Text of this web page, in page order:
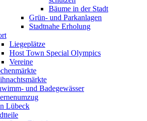
Bäume in der Stadt
Grün- und Parkanlagen
Stadtnahe Erholung
Liegeplätze
Host Town Special Olympics
Vereine
und Badegewässer
Lübeck